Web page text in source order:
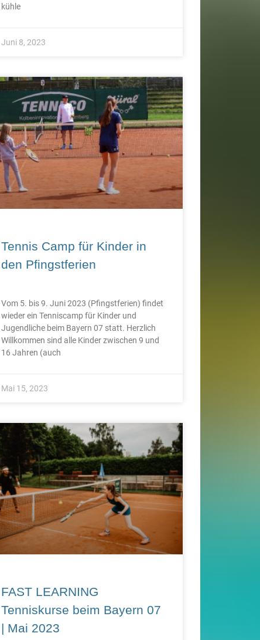
kühle
Juni 8, 2023
Tennis Camp für Kinder in
den Pfingstferien
Vom 5. bis 9. Juni 2023 (Pfingstferien) findet
wieder ein Tenniscamp für Kinder und
Jugendliche beim Bayern 07 statt. Herzlich
Willkommen sind alle Kinder zwischen 9 und
16 Jahren (auch
Mai 15, 2023
FAST LEARNING
Tenniskurse beim Bayern 07
| Mai 2023